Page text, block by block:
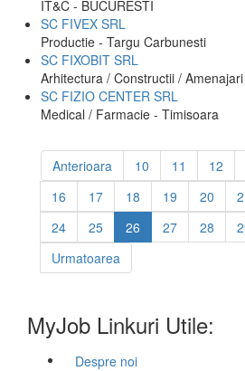
IT&C - BUCURESTI
SC FIVEX SRL
Productie - Targu Carbunesti
SC FIXOBIT SRL
Arhitectura / Constructii /
SC FIZIO CENTER SRL
Medical / Farmacie - Timisoara
Anterioara 10 11 12
16
17 18 19 20
24
25 26 27 28
Urmatoarea
MyJob Linkuri Utile:
Despre noi